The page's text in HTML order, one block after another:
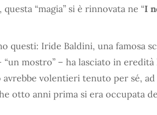
questa “magia” si è rinnovata ne “I
questi: Iride Baldini, una famosa
mostro” – ha lasciato in
avrebbe volentieri tenuto per sé,
otto anni prima si era occupata